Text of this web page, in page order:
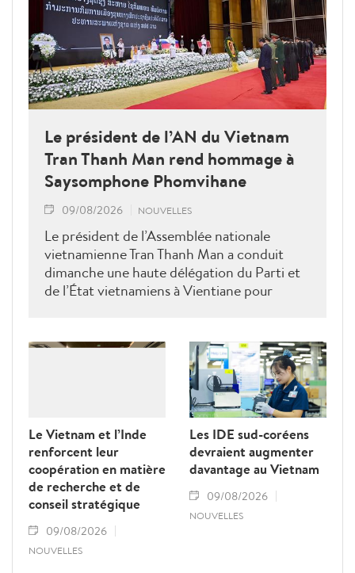
Le président de l’AN du Vietnam
Tran Thanh Man rend hommage à
Saysomphone Phomvihane
09/08/2026 NOUVELLES
Le président de l’Assemblée nationale
vietnamienne Tran Thanh Man a conduit
dimanche une haute délégation du Parti et
de l’État vietnamiens à Vientiane pour
Phomvihane, soulignant ses contributions
au renforcement des relations d’amitié et
de solidarité entre les deux pays.
Le Vietnam et l’Inde
renforcent leur
coopération en matière
de recherche et de
conseil stratégique
09/08/2026
NOUVELLES
Les IDE sud-coréens
devraient augmenter
davantage au Vietnam
09/08/2026
NOUVELLES